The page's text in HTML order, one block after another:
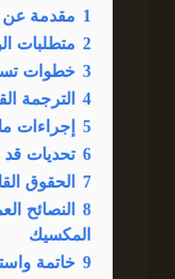
1 مقدمة عن
2 متطلبات
3 خطوات
4
الترجمة
5
إجراءات
6 تحديات قد
7
الحقوق
8
النصائح
المكسيك
9 خاتمة